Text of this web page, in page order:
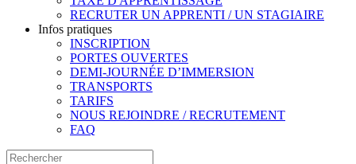
RECRUTER UN APPRENTI / UN STAGIAIRE
Infos pratiques
INSCRIPTION
PORTES OUVERTES
DEMI-JOURNÉE D’IMMERSION
TRANSPORTS
TARIFS
NOUS REJOINDRE / RECRUTEMENT
FAQ